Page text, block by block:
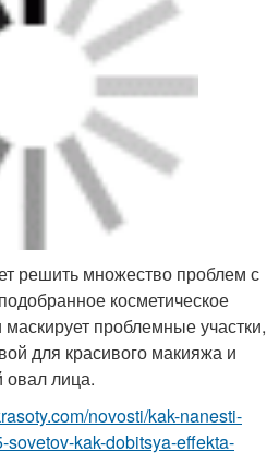
решить множество проблем с
косметическое
проблемные участки,
для красивого макияжа и
лица.
novosti/kak-nanesti-
kak-dobitsya-effekta-
тональный
как
идеальной кожи